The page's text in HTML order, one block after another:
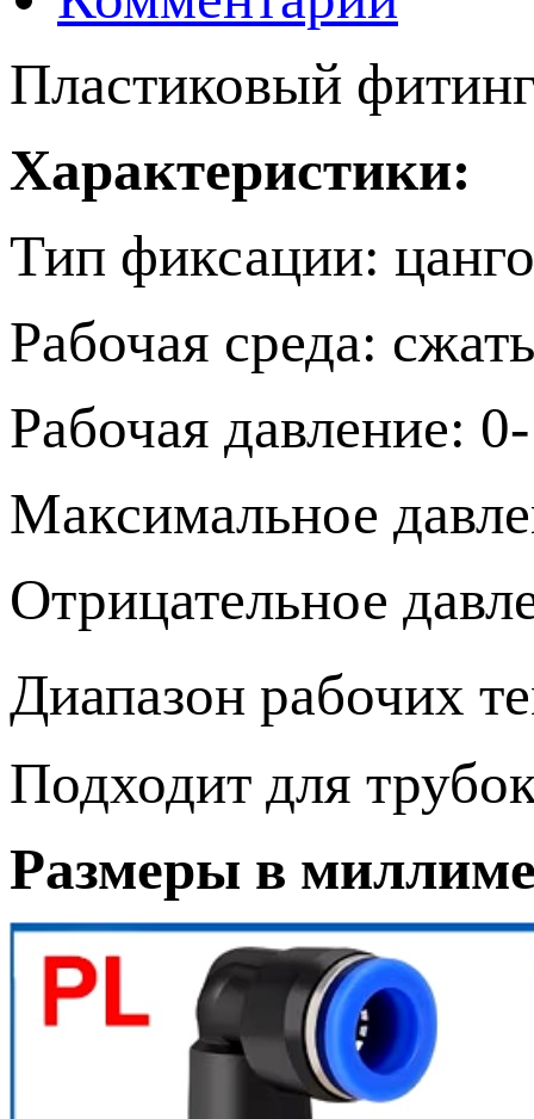
Пластиковый
Характеристики:
Тип фиксации:
Рабочая среда:
Рабочая давление:
Максимальное
Отрицательное
Диапазон рабочих
Подходит для
Размеры в